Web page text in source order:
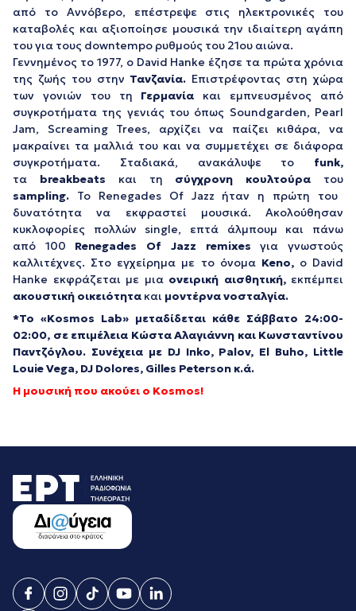
από το Αννόβερο, επέστρεψε στις ηλεκτρονικές του
καταβολές και αξιοποίησε μουσικά την ιδιαίτερη αγάπη
του για τους downtempo ρυθμούς του 21ου αιώνα.
Γεννημένος το 1977, ο David Hanke έζησε τα πρώτα χρόνια
της ζωής του στην Τανζανία. Επιστρέφοντας στη χώρα
των γονιών του τη Γερμανία και εμπνευσμένος από
συγκροτήματα της γενιάς του όπως Soundgarden, Pearl
Jam, Screaming Trees, αρχίζει να παίζει κιθάρα, να
μακραίνει τα μαλλιά του και να συμμετέχει σε διάφορα
συγκροτήματα. Σταδιακά, ανακάλυψε το funk,
τα breakbeats και τη σύγχρονη κουλτούρα του
sampling. Το Renegades Of Jazz ήταν η πρώτη του
δυνατότητα να εκφραστεί μουσικά. Ακολούθησαν
κυκλοφορίες πολλών single, επτά άλμπουμ και πάνω
από 100 Renegades Of Jazz remixesγια γνωστούς
καλλιτέχνες. Στο εγχείρημα με το όνομα Keno,ο David
Hanke εκφράζεται με μια ονειρική αισθητική, εκπέμπει
ακουστική οικειότητα και μοντέρνα νοσταλγία.
*Το «Kosmos Lab» μεταδίδεται κάθε Σάββατο 24:00-
02:00, σε επιμέλεια Κώστα Αλαγιάννη και Κωνσταντίνου
Παντζόγλου. Συνέχεια με DJ Inko, Palov, El Buho, Little
Louie Vega, DJ Dolores, Gilles Peterson κ.ά.
Η μουσική που ακούει ο Kosmos!